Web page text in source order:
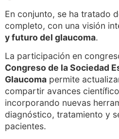
En conjunto, se ha tratado
completo, con una visión
y futuro del glaucoma.
La participación en
Congreso de la Sociedad
Glaucoma permite
compartir avances
incorporando nuevas
diagnóstico, tratamiento y
pacientes.